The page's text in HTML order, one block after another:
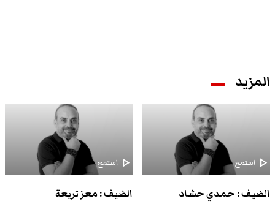
المزيد
play_arrow استمع
الضيف : حمدي حشاد
play_arrow استمع
الضيف : معز تريعة